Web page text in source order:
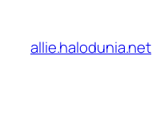
konten
allie.halodunia.net